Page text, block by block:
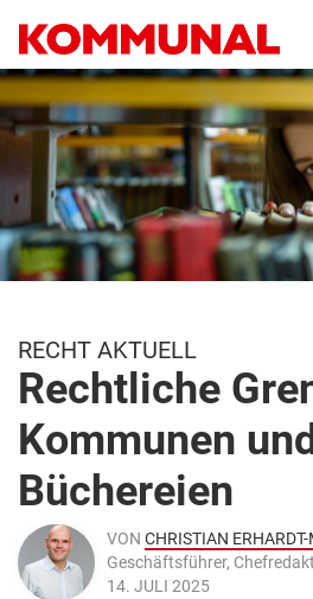
zum
Inhalt
RECHT AKTUELL
Rechtliche
Kommunen und
Büchereien
VON CHRISTIAN
Geschäftsführer,
14. JULI 2025